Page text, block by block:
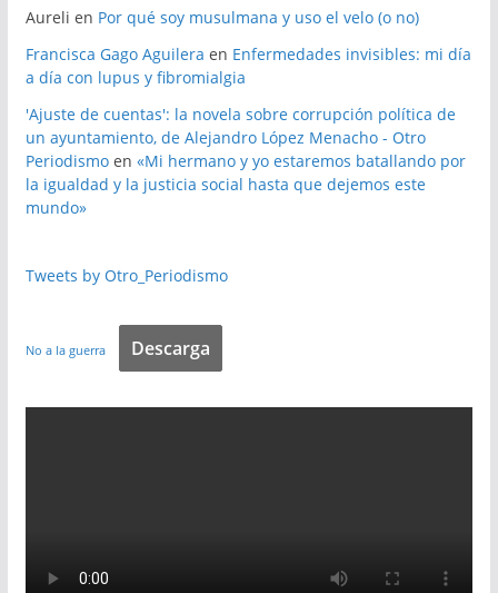
Aureli en Por qué soy musulmana y uso el velo (o no)
Francisca Gago Aguilera en Enfermedades invisibles: mi día
a día con lupus y fibromialgia
'Ajuste de cuentas': la novela sobre corrupción política de
un ayuntamiento, de Alejandro López Menacho - Otro
Periodismoen «Mi hermano y yo estaremos batallando por
la igualdad y la justicia social hasta que dejemos este
mundo»
Tweets by Otro_Periodismo
No a la guerra Descarga